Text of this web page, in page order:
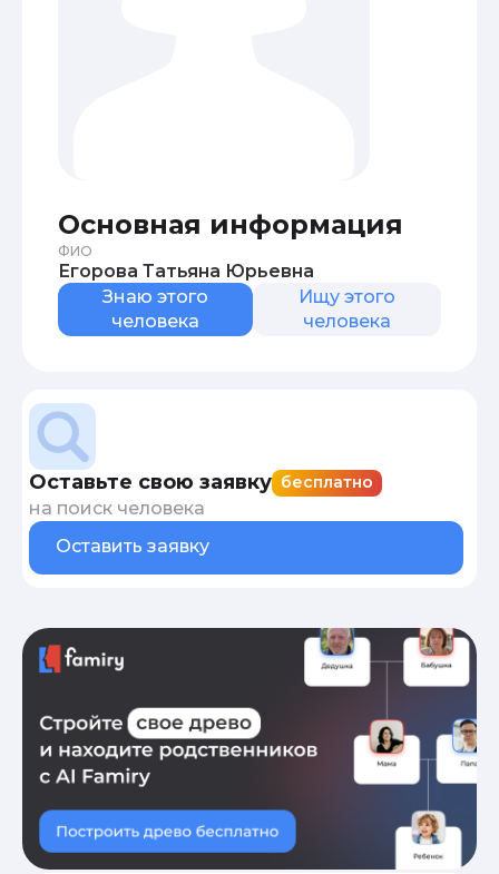
Основная информация
ФИО
Егорова Татьяна Юрьевна
Знаю этого
человека
Ищу этого
человека
Оставьте свою заявку бесплатно
на поиск человека
Оставить заявку